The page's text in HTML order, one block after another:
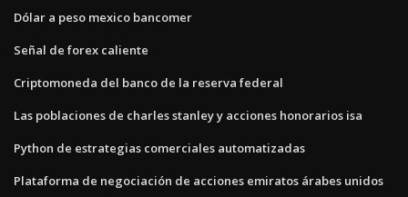
Dólar a peso mexico bancomer
Señal de forex caliente
Criptomoneda del banco de la reserva federal
Las poblaciones de charles stanley y acciones honorarios isa
Python de estrategias comerciales automatizadas
Plataforma de negociación de acciones emiratos árabes unidos